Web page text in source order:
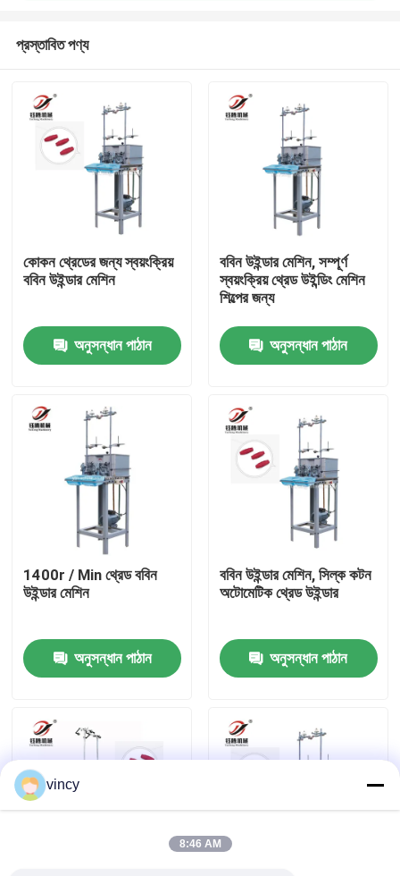
বাড়ি
পণ্য
আমাদের সম্পর্কে
কারখানা ভ্রমণ
মান নিয়ন্ত্রণ
উদ্ধৃতির জন্য আবেদন
কম্পিউটারাইজড চেইন স্টিচ কুইলটিং মেশিন
প্রস্তাবিত পণ্য
কোকন থ্রেডের জন্য স্বয়ংক্রিয়
ববিন উইন্ডার মেশিন
অনুসন্ধান পাঠান
ববিন উইন্ডার মেশিন, সম্পূর্ণ
স্বয়ংক্রিয় থ্রেড উইন্ডিং মেশিন
শিল্পের জন্য
অনুসন্ধান পাঠান
1400r / Min থ্রেড ববিন
উইন্ডার মেশিন
অনুসন্ধান পাঠান
ববিন উইন্ডার মেশিন, সিল্ক কটন
অটোমেটিক থ্রেড উইন্ডার
অনুসন্ধান পাঠান
vincy
8:46 AM